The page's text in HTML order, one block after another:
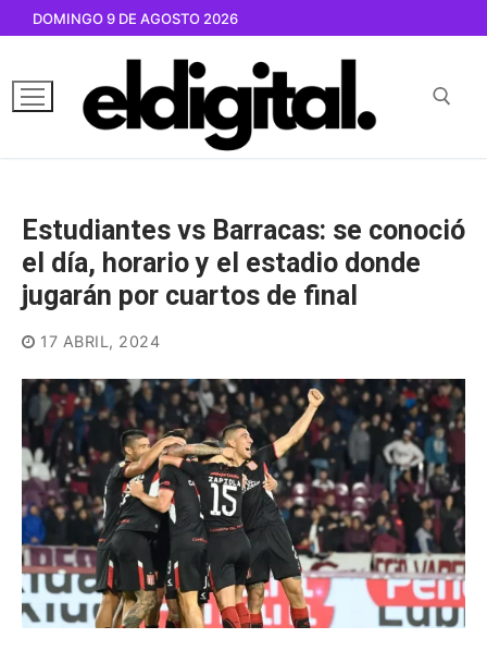
contenido
DOMINGO 9 DE AGOSTO 2026
Estudiantes vs Barracas: se conoció
el día, horario y el estadio donde
jugarán por cuartos de final
17 ABRIL, 2024